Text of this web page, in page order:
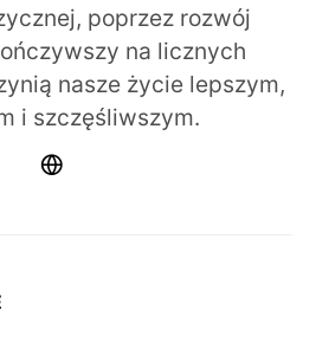
poprzez rozwój
na licznych
nasze życie lepszym,
i szczęśliwszym.